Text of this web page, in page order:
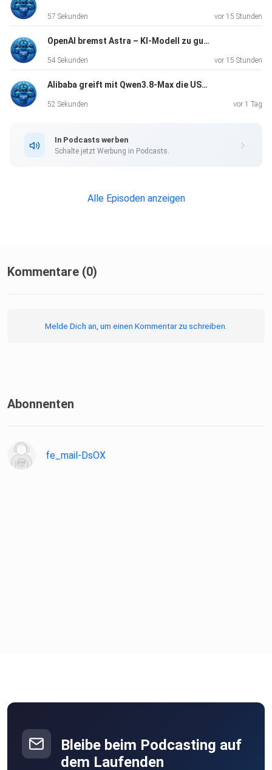
57 Sekunden vor 15 Stunden
OpenAI bremst Astra – KI-Modell zu gut im Hacken
54 Sekunden vor 15 Stunden
Alibaba greift mit Qwen3.8-Max die US-Modelle an
52 Sekunden vor 1 Tag
In Podcasts werben
Schalte jetzt Werbung in Podcasts.
Alle Episoden anzeigen
Kommentare (0)
Melde Dich an, um einen Kommentar zu schreiben.
Abonnenten
fe_mail-DsOX
Bleibe beim Podcasting auf
dem Laufenden